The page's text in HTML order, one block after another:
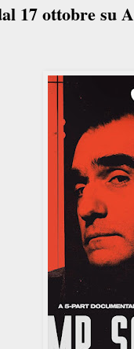
17 ottobre su